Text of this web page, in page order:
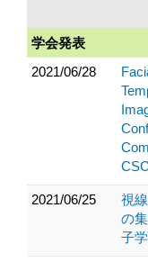
学会発表
2021/06/28
2021/06/25
視
の
子